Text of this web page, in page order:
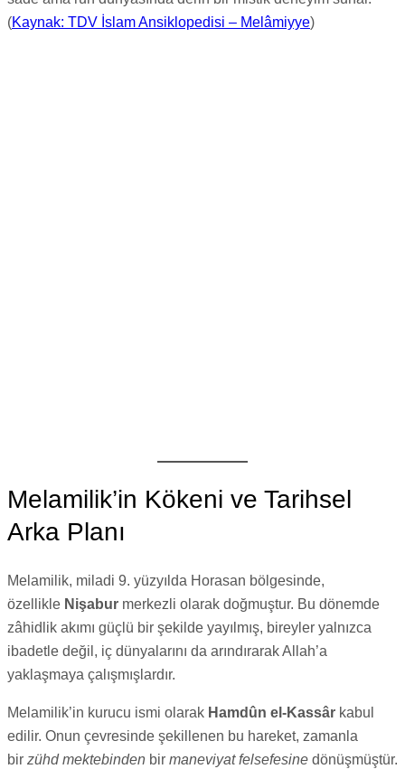
(Kaynak: TDV İslam Ansiklopedisi – Melâmiyye)
Melamilik’in Kökeni ve Tarihsel
Arka Planı
Melamilik, miladi 9. yüzyılda Horasan bölgesinde,
özellikle Nişabur merkezli olarak doğmuştur. Bu dönemde
zâhidlik akımı güçlü bir şekilde yayılmış, bireyler yalnızca
ibadetle değil, iç dünyalarını da arındırarak Allah’a
yaklaşmaya çalışmışlardır.
Melamilik’in kurucu ismi olarak Hamdûn el-Kassâr kabul
edilir. Onun çevresinde şekillenen bu hareket, zamanla
bir zühd mektebinden bir maneviyat felsefesine dönüşmüştür.